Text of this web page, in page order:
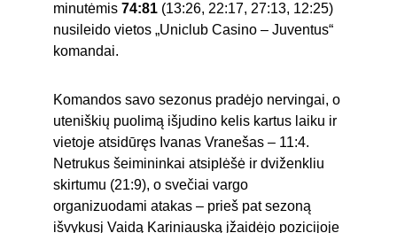
minutėmis 74:81 (13:26, 22:17, 27:13, 12:25)
nusileido vietos „Uniclub Casino – Juventus“
komandai.
Komandos savo sezonus pradėjo nervingai, o
uteniškių puolimą išjudino kelis kartus laiku ir
vietoje atsidūręs Ivanas Vranešas – 11:4.
Netrukus šeimininkai atsiplėšė ir dviženkliu
skirtumu (21:9), o svečiai vargo
organizuodami atakas – prieš pat sezoną
išvykusį Vaidą Kariniauską įžaidėjo pozicijoje